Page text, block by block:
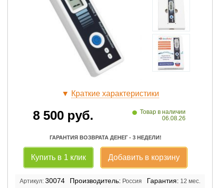
▼ Краткие характеристики
8 500 руб. • Товар в наличии
06.08.26
ГАРАНТИЯ ВОЗВРАТА ДЕНЕГ - 3 НЕДЕЛИ!
Купить в 1 клик Добавить в корзину
Артикул: 30074 Производитель: Россия Гарантия: 12 мес.